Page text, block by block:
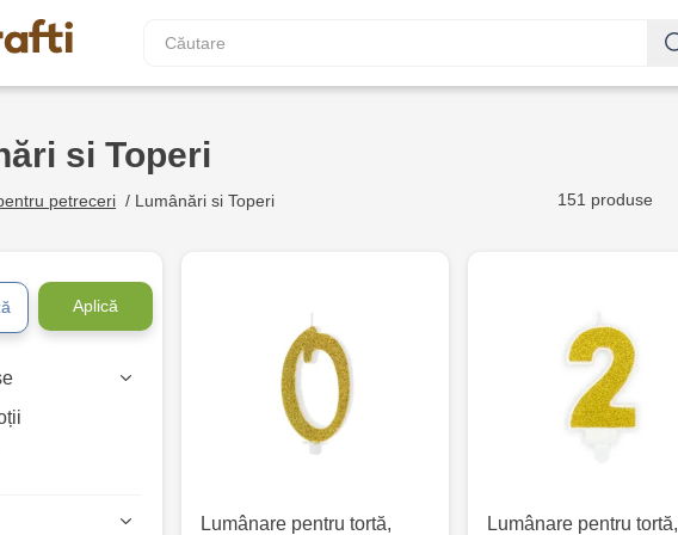
si Toperi
petreceri / Lumânări si Toperi 151 produse
Aplică
Lumânare pentru tortă,
Lumânare pentru tortă,